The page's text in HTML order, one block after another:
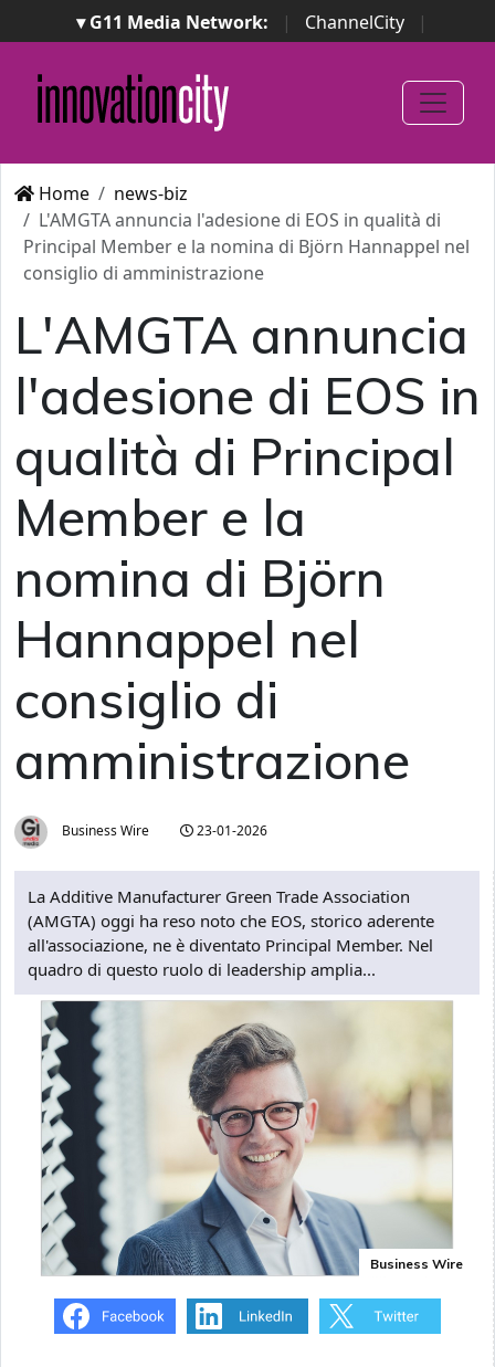
▾ G11 Media Network: | ChannelCity
|
ImpresaCity | SecurityOpenLab | Italian Channel
Awards
Italian Project Awards
Italian Security
Awards
Home
news-biz
L'AMGTA annuncia l'adesione di EOS in qualità di
Principal Member e la nomina di Björn Hannappel nel
consiglio di amministrazione
L'AMGTA annuncia
l'adesione di EOS in
qualità di Principal
Member e la
nomina di Björn
Hannappel nel
consiglio di
amministrazione
Business Wire 23-01-2026
La Additive Manufacturer Green Trade Association
(AMGTA) oggi ha reso noto che EOS, storico aderente
all'associazione, ne è diventato Principal Member. Nel
quadro di questo ruolo di leadership amplia...
Business Wire